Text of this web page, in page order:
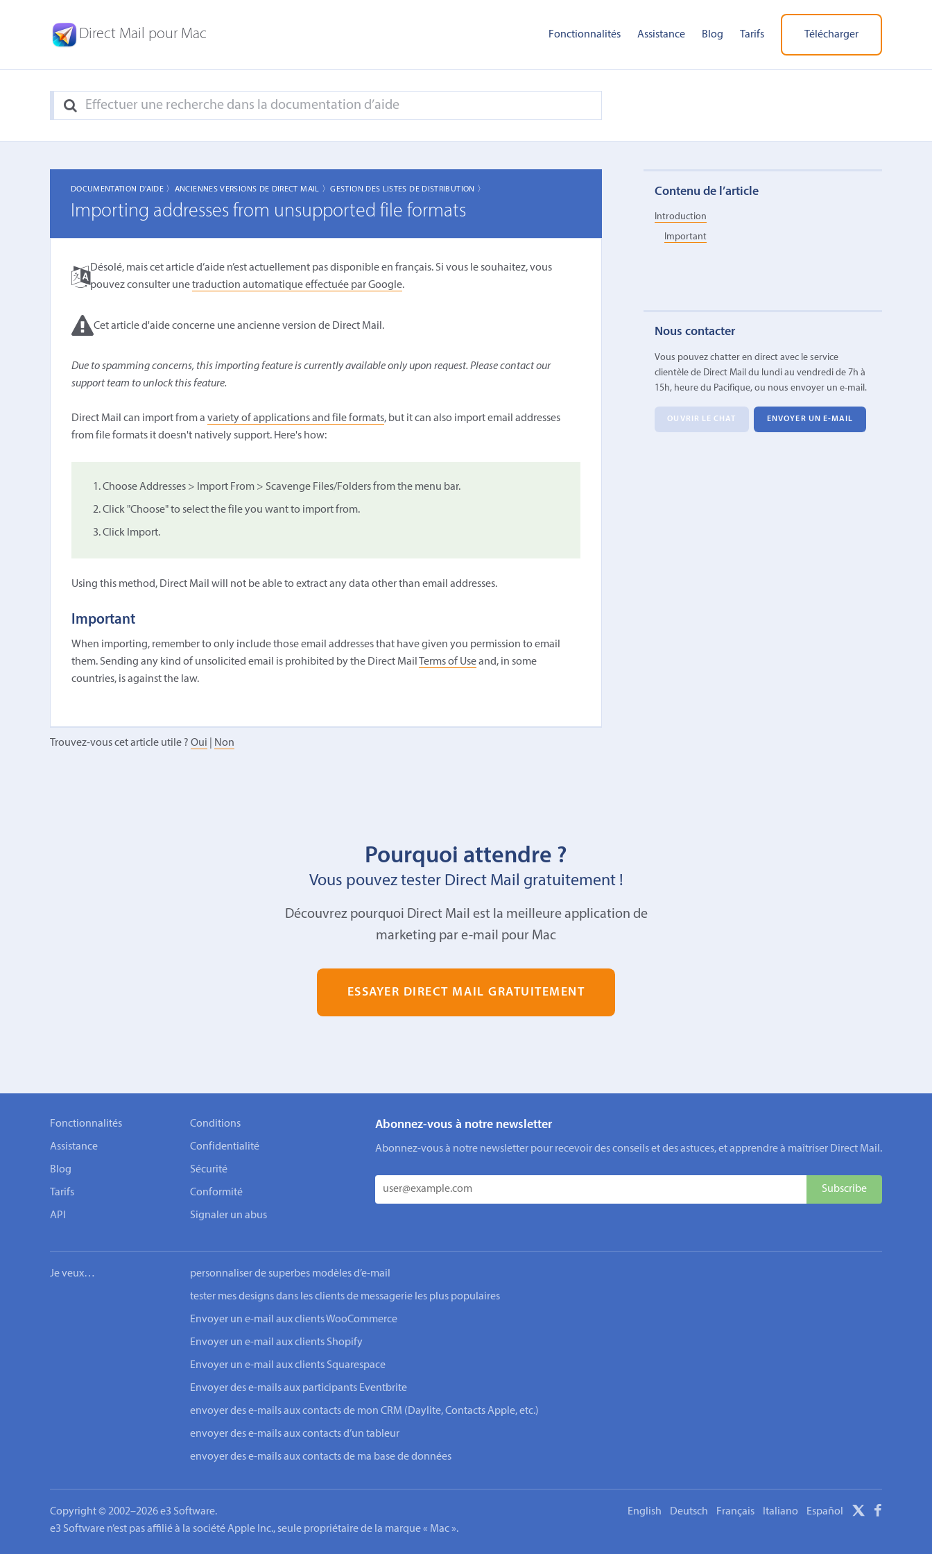
Direct Mail pour Mac Fonctionnalités Assistance Blog Tarifs Télécharger
DOCUMENTATION D'AIDE 〉 ANCIENNES VERSIONS DE DIRECT MAIL 〉GESTION DES LISTES DE DISTRIBUTION 〉
Importing addresses from unsupported file formats
Désolé, mais cet article d’aide n’est actuellement pas disponible en français. Si vous le souhaitez, vous
pouvez consulter unetraduction automatique effectuée par Google.
Cet article d'aide concerne une ancienne version de Direct Mail.
Due to spamming concerns, this importing feature is currently available only upon request. Please contact our
support team to unlock this feature.
Direct Mail can import from a variety of applications and file formats, but it can also import email addresses
from file formats it doesn't natively support. Here's how:
Choose Addresses > Import From > Scavenge Files/Folders from the menu bar.
Click "Choose" to select the file you want to import from.
Click Import.
Using this method, Direct Mail will not be able to extract any data other than email addresses.
Important
When importing, remember to only include those email addresses that have given you permission to email
them. Sending any kind of unsolicited email is prohibited by the Direct Mail
Terms of Useand, in some
countries, is against the law.
Trouvez-vous cet article utile ? Oui Non
Contenu de l’article
Introduction
Important
Nous contacter
Vous pouvez chatter en direct avec le service
clientèle de Direct Mail du lundi au vendredi de 7h à
15h, heure du Pacifique, ou nous envoyer un e-mail.
OUVRIR LE CHAT ENVOYER UN E-MAIL
Pourquoi attendre ?
Vous pouvez tester Direct Mail gratuitement !
Découvrez pourquoi Direct Mail est la meilleure application de
marketing par e-mail pour Mac
ESSAYER DIRECT MAIL GRATUITEMENT
Fonctionnalités
Assistance
Blog
Tarifs
API
Conditions
Confidentialité
Sécurité
Conformité
Signaler un abus
Abonnez-vous à notre newsletter
Abonnez-vous à notre newsletter pour recevoir des conseils et des astuces, et apprendre à maîtriser Direct Mail.
Je veux… personnaliser de superbes modèles d’e-mail
tester mes designs dans les clients de messagerie les plus populaires
Envoyer un e-mail aux clients WooCommerce
Envoyer un e-mail aux clients Shopify
Envoyer un e-mail aux clients Squarespace
Envoyer des e-mails aux participants Eventbrite
envoyer des e-mails aux contacts de mon CRM (Daylite, Contacts Apple, etc.)
envoyer des e-mails aux contacts d’un tableur
envoyer des e-mails aux contacts de ma base de données
Copyright © 2002–2026 e3 Software.
e3 Software n’est pas affilié à la société Apple Inc., seule propriétaire de la marque « Mac ».
English Deutsch Français Italiano Español